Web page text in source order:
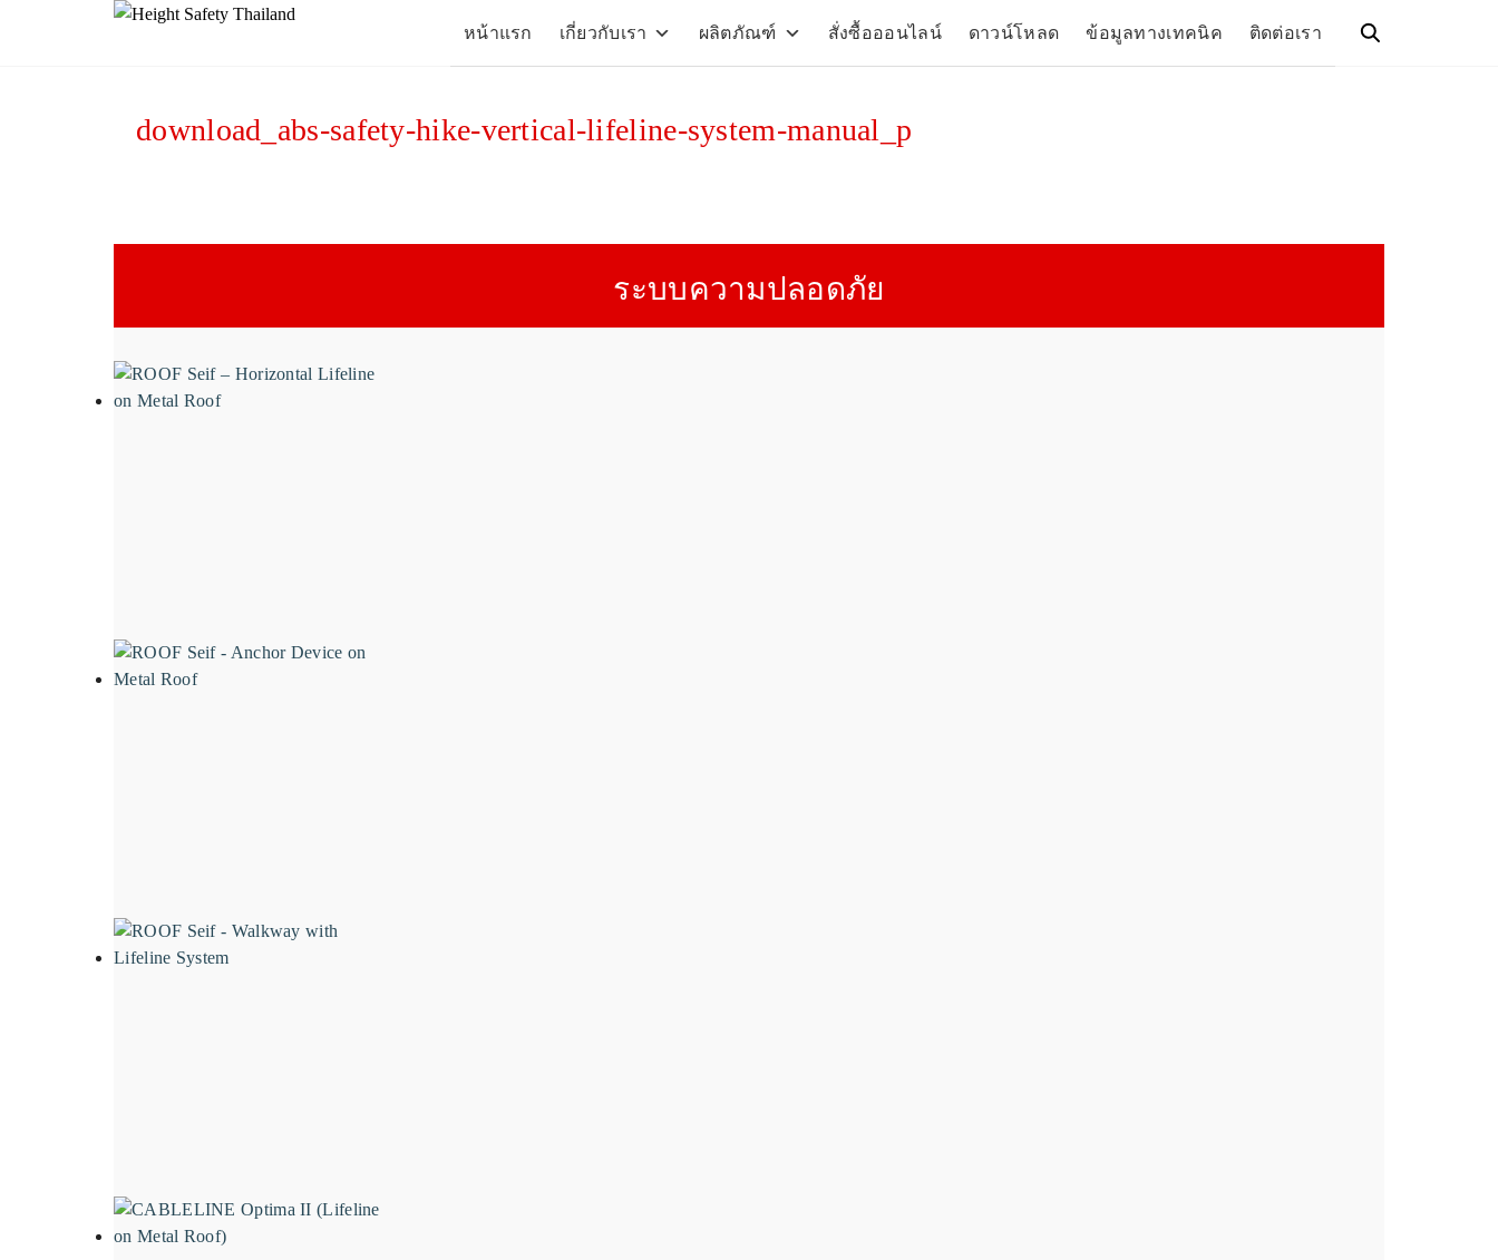
หน้าแรก เกี่ยวกับเรา ผลิตภัณฑ์ สั่งซื้อออนไลน์ ดาวน์โหลด ข้อมูลทางเทคนิค ติดต่อเรา
download_abs-safety-hike-vertical-lifeline-system-manual_p
ระบบความปลอดภัย